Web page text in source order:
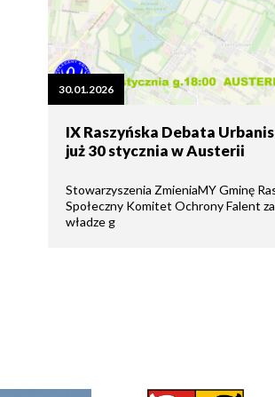
30.01.2026
IX Raszyńska Debata
już 30 stycznia w Austerii
Stowarzyszenia ZmieniaMY Gminę
Społeczny Komitet Ochrony Falent
władze g